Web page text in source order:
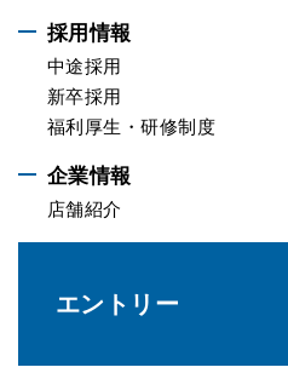
採用情報
中途採用
新卒採用
福利厚生・研修制度
企業情報
店舗紹介
エントリー